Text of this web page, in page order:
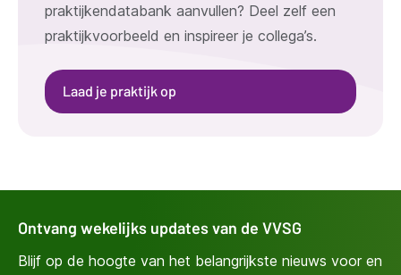
praktijkendatabank aanvullen? Deel zelf een
praktijkvoorbeeld en inspireer je collega’s.
Laad je praktijk op
Ontvang wekelijks updates van de VVSG
Blijf op de hoogte van het belangrijkste nieuws voor en